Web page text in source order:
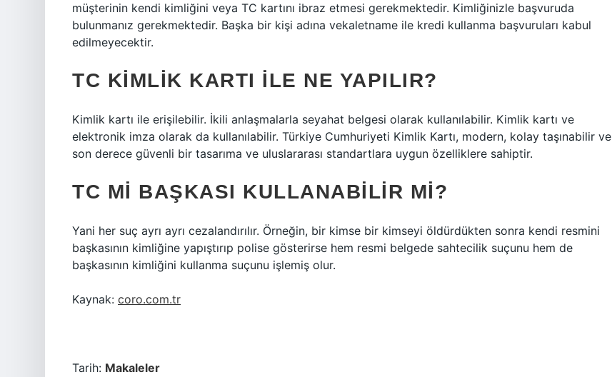
müşterinin kendi kimliğini veya TC kartını ibraz etmesi gerekmektedir. Kimliğinizle başvuruda
bulunmanız gerekmektedir. Başka bir kişi adına vekaletname ile kredi kullanma başvuruları kabul
edilmeyecektir.
TC KIMLIK KARTI ILE NE YAPILIR?
Kimlik kartı ile erişilebilir. İkili anlaşmalarla seyahat belgesi olarak kullanılabilir. Kimlik kartı ve
elektronik imza olarak da kullanılabilir. Türkiye Cumhuriyeti Kimlik Kartı, modern, kolay taşınabilir ve
son derece güvenli bir tasarıma ve uluslararası standartlara uygun özelliklere sahiptir.
TC MI BAŞKASI KULLANABILIR MI?
Yani her suç ayrı ayrı cezalandırılır. Örneğin, bir kimse bir kimseyi öldürdükten sonra kendi resmini
başkasının kimliğine yapıştırıp polise gösterirse hem resmi belgede sahtecilik suçunu hem de
başkasının kimliğini kullanma suçunu işlemiş olur.
Kaynak: coro.com.tr
Tarih: Makaleler